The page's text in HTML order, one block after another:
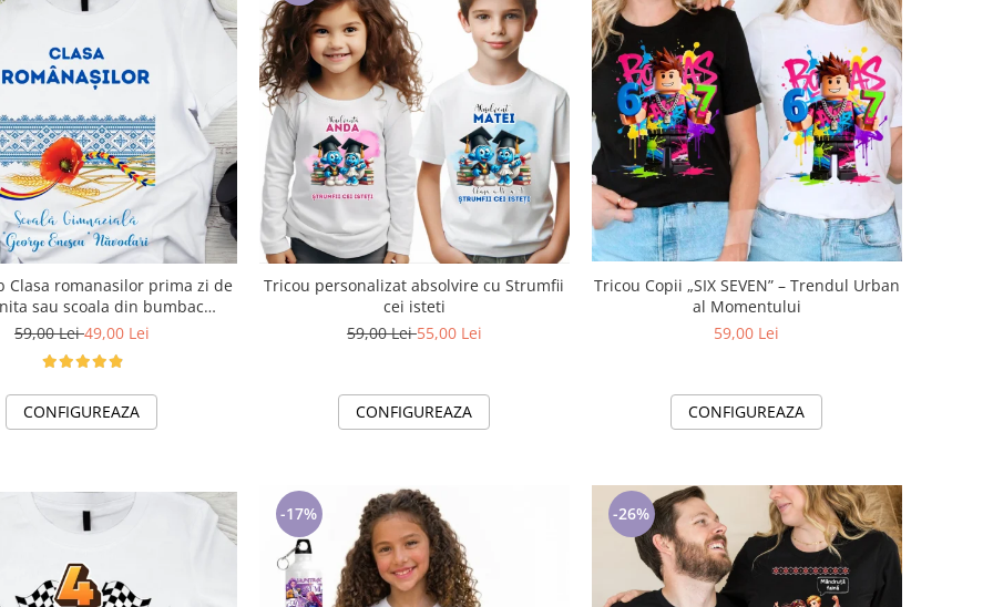
Clasa romanasilor prima zi de
sau scoala din bumbac
ABS1133
59,00 Lei49,00 Lei
CONFIGUREAZA
Tricou personalizat absolvire cu Strumfii
cei isteti
59,00 Lei55,00 Lei
CONFIGUREAZA
Tricou Copii „SIX SEVEN” – Trendul Urban
al Momentului
59,00 Lei
CONFIGUREAZA
-17% -26%